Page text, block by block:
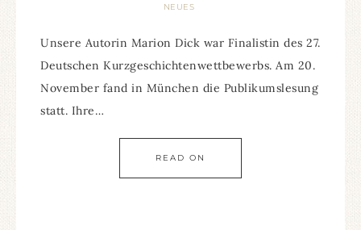
NEUES
Unsere Autorin Marion Dick war Finalistin des 27.
Deutschen Kurzgeschichtenwettbewerbs. Am 20.
November fand in München die Publikumslesung
statt. Ihre…
READ ON